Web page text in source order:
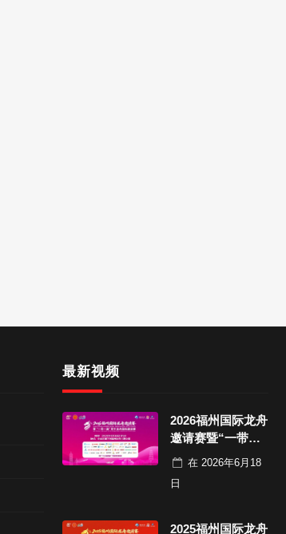
最新视频
2026福州国际龙舟
邀请赛暨“一带一
路”青年龙舟国际
在 2026年6月18
日
2025福州国际龙舟